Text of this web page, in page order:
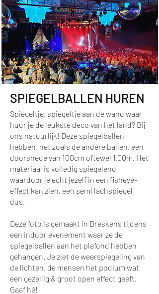
SPIEGELBALLEN HUREN
Spiegeltje, spiegeltje aan de wand waar
huur je de leukste deco van het land? Bij
ons natuurlijk! Deze spiegelballen
hebben, net zoals de andere ballen, een
doorsnede van 100cm oftewel 1,00m. Het
materiaal is volledig spiegelend
waardoor je echt jezelf in een fisheye-
effect kan zien, een semi lachspiegel
dus.
Deze foto is gemaakt in Breskens tijdens
een indoor evenement waar ze de
spiegelballen aan het plafond hebben
gehangen. Je ziet de weerspiegeling van
de lichten, de mensen het podium wat
een gezellig & groot open effect geeft.
Gaaf hé!